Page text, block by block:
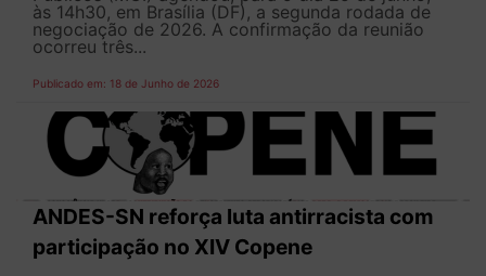
às 14h30, em Brasília (DF), a segunda rodada de
negociação de 2026. A confirmação da reunião
ocorreu três...
Publicado em: 18 de Junho de 2026
ANDES-SN reforça luta antirracista com
participação no XIV Copene